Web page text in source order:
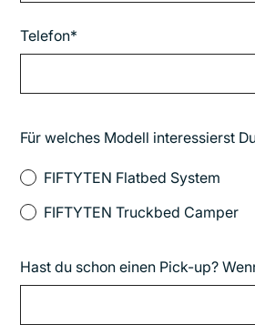
Telefon*
Für welches Modell interessierst
FIFTYTEN Flatbed System
FIFTYTEN Truckbed Camper
Hast du schon einen Pick-up?